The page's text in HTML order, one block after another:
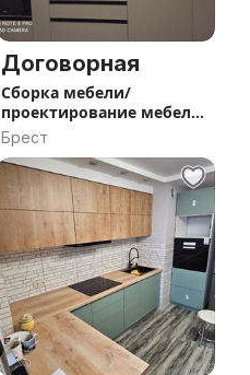
Договорная
Сборка мебели/
проектирование мебели,
кухонь
Брест